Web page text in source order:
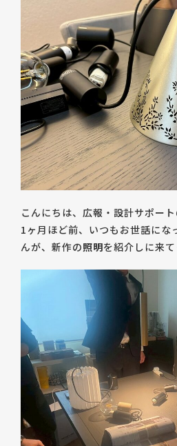
こんにちは、広報・設計サポート
1ヶ月ほど前、いつもお世話にな
んが、新作の照明を紹介しに来て